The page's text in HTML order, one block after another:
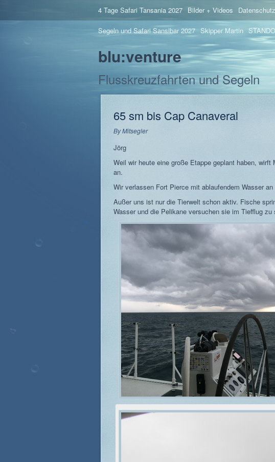
4 Tage Safari Tansania 2027 Bilder + Videos
Segeln und Safari Sansibar 2027 Skipper Martin
blu:venture
Flusskreuzfahrten und Segeln
65 sm bis Cap Canaveral
ByMitsegler
Jörg
Weil wir heute eine große Etappe geplant haben, wirft
an.
Wir verlassen Fort Pierce mit ablaufendem Wasser
Außer uns ist nur die Tierwelt schon aktiv. Fische
Wasser und die Pelikane versuchen sie im Tiefflug zu